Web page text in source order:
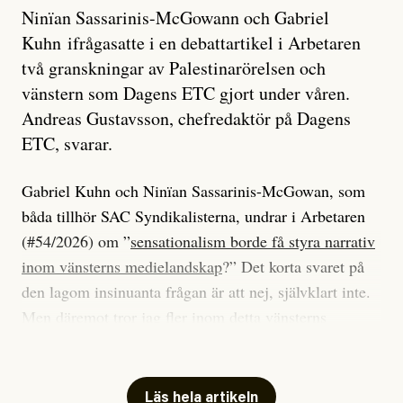
Ninïan Sassarinis-McGowann och Gabriel
Kuhn ifrågasatte i en debattartikel i Arbetaren
två granskningar av Palestinarörelsen och
vänstern som Dagens ETC gjort under våren.
Andreas Gustavsson, chefredaktör på Dagens
ETC, svarar.
Gabriel Kuhn och Ninïan Sassarinis-McGowan, som
båda tillhör SAC Syndikalisterna, undrar i Arbetaren
(#54/2026) om ”sensationalism borde få styra narrativ
inom vänsterns medielandskap?” Det korta svaret på
den lagom insinuanta frågan är att nej, självklart inte.
Men däremot tror jag fler inom detta vänsterns
journalistik som vänder sig till många snarare än att
Läs hela artikeln